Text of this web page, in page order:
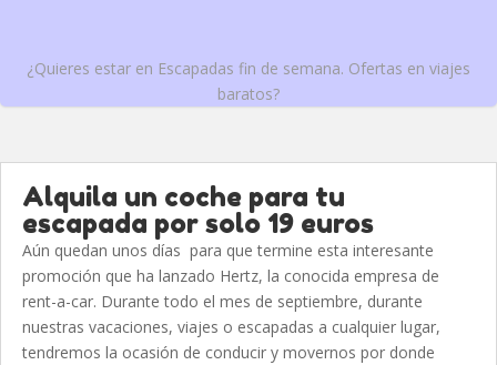
¿Quieres estar en Escapadas fin de semana. Ofertas en viajes
baratos?
Alquila un coche para tu
escapada por solo 19 euros
Aún quedan unos días para que termine esta interesante
promoción que ha lanzado Hertz, la conocida empresa de
rent-a-car. Durante todo el mes de septiembre, durante
nuestras vacaciones, viajes o escapadas a cualquier lugar,
tendremos la ocasión de conducir y movernos por donde